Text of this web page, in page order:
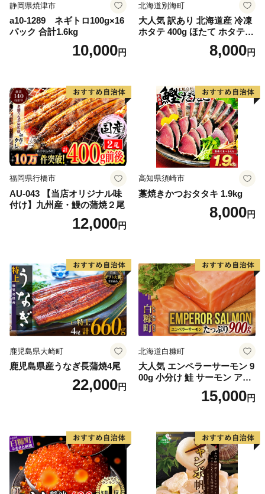
静岡県焼津市
a10-1289 ネギトロ100g×16
パック 合計1.6kg
10,000円
北海道別海町
大人気 訳あり 北海道産 冷凍
ホタテ 400g ほたて ホタテ
8,000円
福岡県行橋市
AU-043 【当店オリジナル味
付け】九州産・鰻の蒲焼２尾
12,000円
高知県須崎市
藁焼きかつおタタキ 1.9kg
8,000円
鹿児島県大崎町
鹿児島県産うなぎ長蒲焼4尾
22,000円
北海道白糠町
大人気 エンペラーサーモン 9
00g 小分け 鮭 サーモン アト
ランティックサーモン 水産
庁長官賞 受賞 さけ シャケ し
満足 美味しい 贈答 生食用 刺
身 お刺身 刺し身 魚介類 海鮮
冷凍 厚切り 薄切り ふるさと
納税 ふるさとチョイス チョ
イス 北海道 白糠町
15,000円